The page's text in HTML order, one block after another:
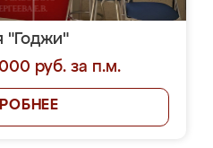
"Годжи"
руб. за п.м.